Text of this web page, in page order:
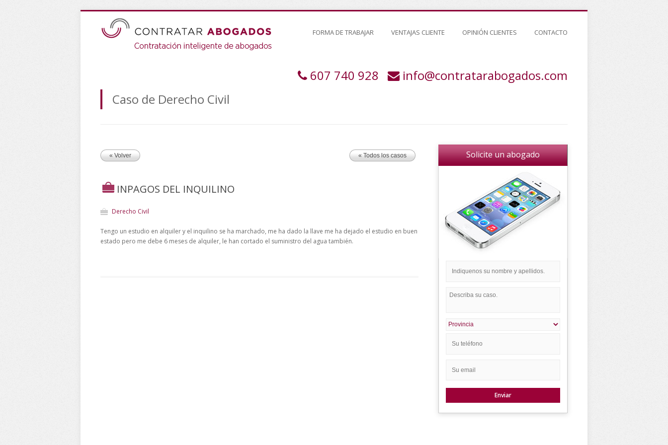
FORMA DE TRABAJAR VENTAJAS CLIENTE OPINIÓN CLIENTES CONTACTO
607 740 928
info@contratarabogados.com
Caso de Derecho Civil
« Volver « Todos los casos
INPAGOS DEL INQUILINO
Derecho Civil
Tengo un estudio en alquiler y el inquilino se ha marchado, me ha dado la llave me ha dejado el estudio en buen
estado pero me debe 6 meses de alquiler, le han cortado el suministro del agua también.
Solicite un abogado